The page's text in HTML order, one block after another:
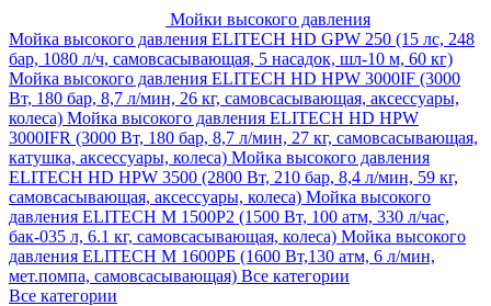
Мойки высокого давления
Мойка высокого давления ELITECH HD GPW 250 (15 лс, 248
бар, 1080 л/ч, самовсасывающая, 5 насадок, шл-10 м, 60 кг)
Мойка высокого давления ELITECH HD HPW 3000IF (3000
Вт, 180 бар, 8,7 л/мин, 26 кг, самовсасывающая, аксессуары,
колеса) Мойка высокого давления ELITECH HD HPW
3000IFR (3000 Вт, 180 бар, 8,7 л/мин, 27 кг, самовсасывающая,
катушка, аксессуары, колеса) Мойка высокого давления
ELITECH HD HPW 3500 (2800 Вт, 210 бар, 8,4 л/мин, 59 кг,
самовсасывающая, аксессуары, колеса) Мойка высокого
давления ELITECH M 1500P2 (1500 Вт, 100 атм, 330 л/час,
бак-035 л, 6.1 кг, самовсасывающая, колеса) Мойка высокого
давления ELITECH М 1600РБ (1600 Вт,130 атм, 6 л/мин,
мет.помпа, самовсасывающая) Все категории
Все категории